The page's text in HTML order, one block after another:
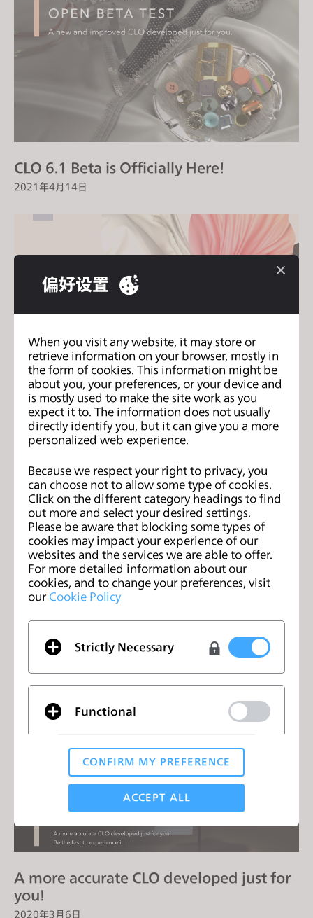
CLO 6.1 Beta is Officially Here!
2021年4月14日
CLO 6.0 is Here!
2020年11月11日
CLO 5.2 Official Release
2020年4月3日
A more accurate CLO developed just for
you!
2020年3月6日
偏好设置
When you visit any website, it may store or
retrieve information on your browser, mostly in
the form of cookies. This information might be
about you, your preferences, or your device and
is mostly used to make the site work as you
expect it to. The information does not usually
directly identify you, but it can give you a more
personalized web experience.
Because we respect your right to privacy, you
can choose not to allow some type of cookies.
Click on the different category headings to find
out more and select your desired settings.
Please be aware that blocking some types of
cookies may impact your experience of our
websites and the services we are able to offer.
For more detailed information about our
cookies, and to change your preferences, visit
our Cookie Policy
Strictly Necessary
Functional
Analytical / Performance
Targeting
If you reject all, some features might not function
properly.
CONFIRM MY PREFERENCE
ACCEPT ALL